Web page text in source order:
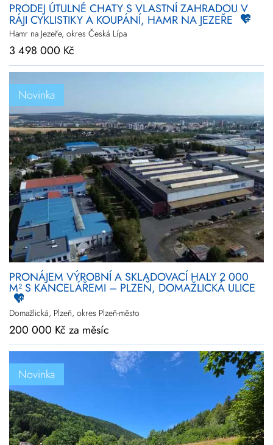
PRODEJ ÚTULNÉ CHATY S VLASTNÍ ZAHRADOU V
RÁJI CYKLISTIKY A KOUPÁNÍ, HAMR NA JEZEŘE
Hamr na Jezeře, okres Česká Lípa
3 498 000 Kč
Novinka
PRONÁJEM VÝROBNÍ A SKLADOVACÍ HALY 2 000
M² S KANCELÁŘEMI – PLZEŇ, DOMAŽLICKÁ ULICE
Domažlická, Plzeň, okres Plzeň-město
200 000 Kč za měsíc
Novinka